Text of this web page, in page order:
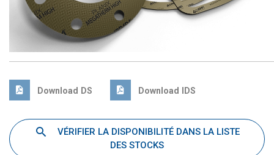
Download DS Download IDS
VÉRIFIER LA DISPONIBILITÉ DANS LA LISTE
DES STOCKS